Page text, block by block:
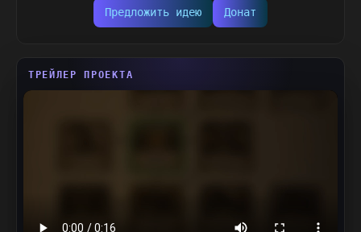
Предложить идею Донат
ТРЕЙЛЕР ПРОЕКТА